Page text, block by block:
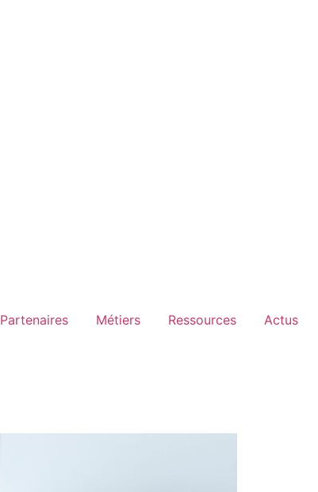
Partenaires Métiers Ressources Actus